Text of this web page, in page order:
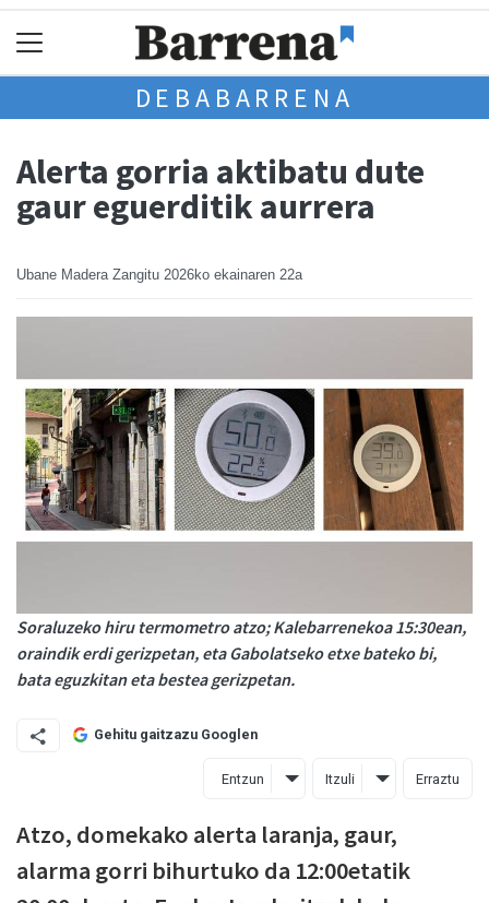
DEBABARRENA
Alerta gorria aktibatu dute
gaur eguerditik aurrera
Ubane Madera Zangitu 2026ko ekainaren 22a
Soraluzeko hiru termometro atzo; Kalebarrenekoa 15:30ean,
oraindik erdi gerizpetan, eta Gabolatseko etxe bateko bi,
bata eguzkitan eta bestea gerizpetan.
Gehitu gaitzazu Googlen
Entzun Itzuli Erraztu
Atzo, domekako alerta laranja, gaur,
alarma gorri bihurtuko da 12:00etatik